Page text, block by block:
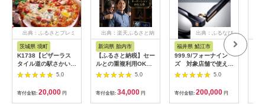
出典：ふるさとプレミ
茨城県 境町
K1738【ピザーラス
タイル道の駅さかい店
限定】ピザーラ利用券
(6,000円相当)
5.0
寄付金額: 20,000 円
出典：楽天ふるさと納
新潟県 胎内市
【ふるさと納税】セー
ルとの重複利用OK
10,000円相当オーダ
ーシャツお仕立券【ビ
ッグヴィジョン】
5.0
寄付金額: 34,000 円
出典：ふるなび
福井県 鯖江市
999.9/フォーナイン
ズ 対象店舗で使える
眼鏡引換券（6万円相
当）Silver np m [N-
5.0
寄付金額: 200,000 円